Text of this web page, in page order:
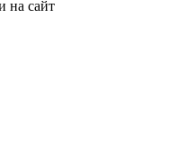
на сайт